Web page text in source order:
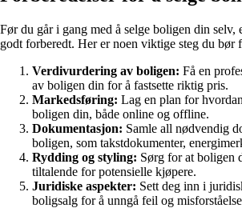
Før du går i gang med å selge boligen din
godt forberedt. Her er noen viktige steg du bør
Verdivurdering av boligen: Få en
av boligen din for å fastsette riktig pris.
Markedsføring: Lag en plan for
boligen din, både online og offline.
Dokumentasjon: Samle all nødvendig
boligen, som takstdokumenter,
Rydding og styling: Sørg for at boligen
tiltalende for potensielle kjøpere.
Juridiske aspekter: Sett deg inn i
boligsalg for å unngå feil og